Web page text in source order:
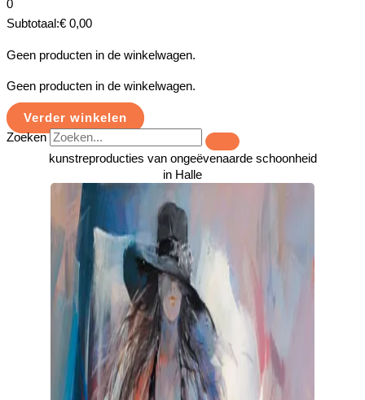
0
Subtotaal:€ 0,00
Geen producten in de winkelwagen.
Geen producten in de winkelwagen.
Verder winkelen
Zoeken
kunstreproducties van ongeëvenaarde schoonheid
in Halle